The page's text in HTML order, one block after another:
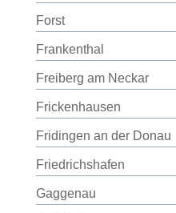
Forst
Frankenthal
Freiberg am Neckar
Frickenhausen
Fridingen an der Donau
Friedrichshafen
Gaggenau